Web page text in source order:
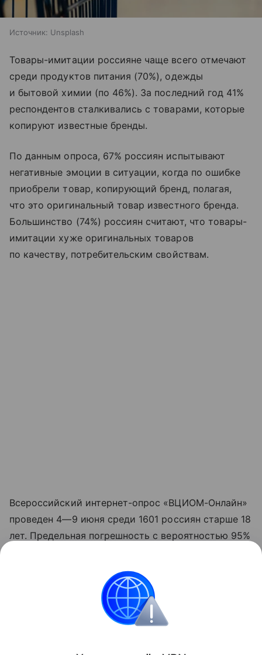
Источник: Unsplash
Товары-имитации россияне чаще всего отмечают
среди продуктов питания (70%), одежды
и бытовой химии (по 46%). За последний год 41%
респондентов сталкивались с товарами, которые
копируют известные бренды.
По данным опроса, 67% россиян испытывают
негативные эмоции в ситуации, когда по ошибке
приобрели товар, копирующий бренд, полагая,
что это оригинальный товар известного бренда.
Большинство (74%) россиян считают, что товары-
имитации хуже оригинальных товаров
по качеству, потребительским свойствам.
Всероссийский интернет-опрос «ВЦИОМ-Онлайн»
проведен 4—9 июня среди 1601 россиян старше 18
лет. Предельная погрешность с вероятностью 95%
Данная информация носит исключительно
информационный (ознакомительный) характер
и не является индивидуальной инвестиционной